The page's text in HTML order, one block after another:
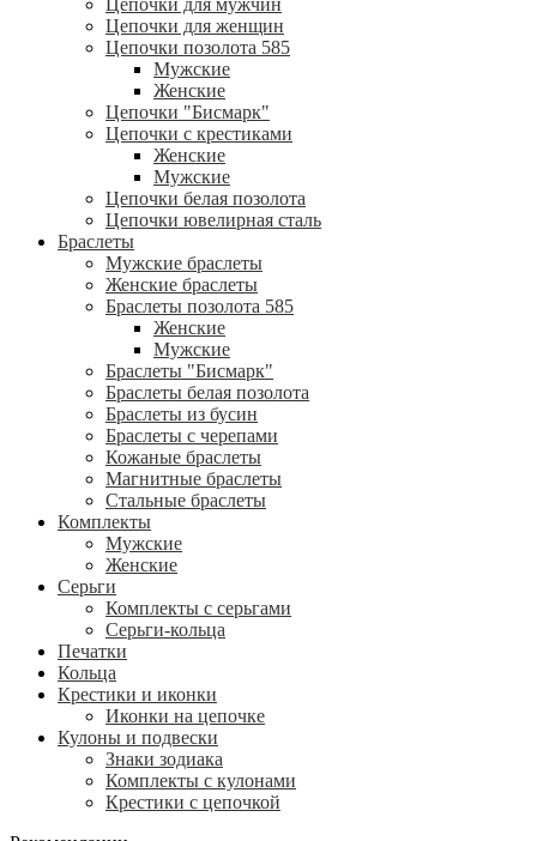
Цепочки для мужчин
Цепочки для женщин
Цепочки позолота 585
Мужские
Женские
Цепочки "Бисмарк"
Цепочки с крестиками
Женские
Мужские
Цепочки белая позолота
Цепочки ювелирная сталь
Браслеты
Мужские браслеты
Женские браслеты
Браслеты позолота 585
Женские
Мужские
Браслеты "Бисмарк"
Браслеты белая позолота
Браслеты из бусин
Браслеты с черепами
Кожаные браслеты
Магнитные браслеты
Стальные браслеты
Комплекты
Мужские
Женские
Серьги
Комплекты с серьгами
Серьги-кольца
Печатки
Кольца
Крестики и иконки
Иконки на цепочке
Кулоны и подвески
Знаки зодиака
Комплекты с кулонами
Крестики с цепочкой